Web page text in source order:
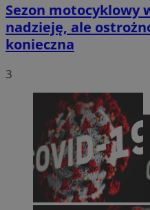
Sezon motocyklowy
nadzieję, ale
konieczna
3